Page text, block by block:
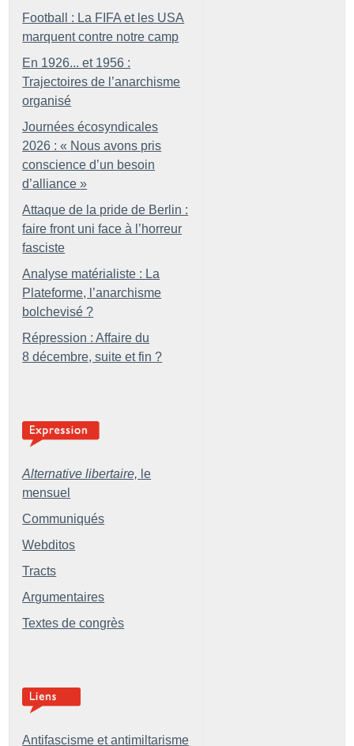
Football : La FIFA et les USA
marquent contre notre camp
En 1926... et 1956 :
Trajectoires de l’anarchisme
organisé
Journées écosyndicales
2026 : « Nous avons pris
conscience d’un besoin
d’alliance »
Attaque de la pride de Berlin :
faire front uni face à l’horreur
fasciste
Analyse matérialiste : La
Plateforme, l’anarchisme
bolchevisé ?
Répression : Affaire du
8 décembre, suite et fin ?
Alternative libertaire, le
mensuel
Communiqués
Webditos
Tracts
Argumentaires
Textes de congrès
Antifascisme et antimiltarisme